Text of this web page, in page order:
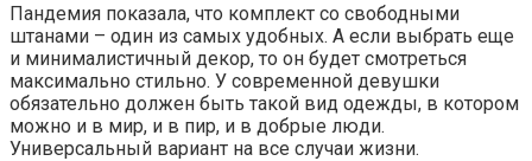
Пандемия показала, что комплект со свободными
штанами – один из самых удобных. А если выбрать еще
и минималистичный декор, то он будет смотреться
максимально стильно. У современной девушки
обязательно должен быть такой вид одежды, в котором
можно и в мир, и в пир, и в добрые люди.
Универсальный вариант на все случаи жизни.